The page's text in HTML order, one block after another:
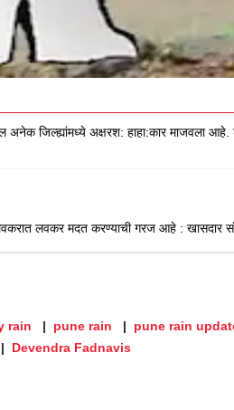
अनेक जिल्ह्यांमध्ये अक्षरश: हाहा:कार
लवकरात लवकर मदत करण्याची गरज आहे : खासदार
rain pune rain pune rain
Devendra Fadnavis